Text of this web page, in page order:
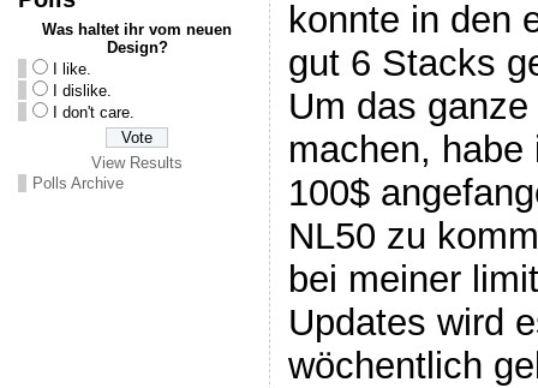
Was haltet ihr vom neuen
Design?
I like.
I dislike.
I don't care.
View Results
Polls Archive
konnte in den
gut 6 Stacks
Um das
machen,
100$
NL50 zu
bei meiner
Updates wird
wöchentlich